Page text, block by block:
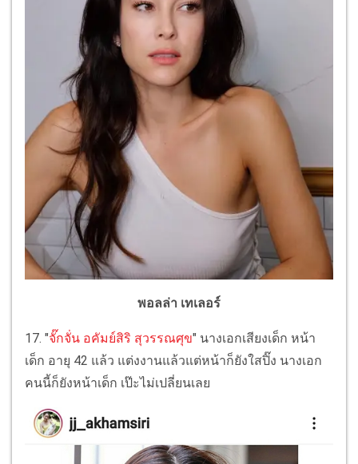
พอลล่า เทเลอร์
17. "จั๊กจั่น อคัมย์สิริ สุวรรณศุข" นางเอกเสียงเด็ก หน้า
เด็ก อายุ 42 แล้ว แต่งงานแล้วแต่หน้าก็ยังใสปิ๊ง นางเอก
คนนี้ก็ยังหน้าเด็ก เป๊ะไม่เปลี่ยนเลย